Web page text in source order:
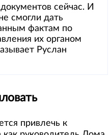
сейчас. И
смогли дать
фактам по
их органом
Руслан
привлечь к